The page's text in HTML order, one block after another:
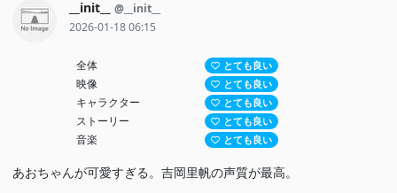
らめて生きてきた姉に、負い目を感じていた。姉の人生から自由を
奪ってしまったと…。そんなある日。町で開催される音楽祭のゲス
トに、大物歌手・新渡戸団吉が決定。そのバックミュージシャンと
して、ある男の名前が発表された。金室慎之介。あかねのかつての
恋人であり、あおいに音楽の楽しさを教えてくれた憧れの人。高校
卒業後、東京に出て行ったきり音信不通になっていた慎之介が、つ
た。“彼”は、しんの。高校生時代の姿のままで、過去から時間を超
__init__
@__init__
2026-01-18 06:15
全体 とても良い
映像 とても良い
キャラクター とても良い
ストーリー とても良い
音楽 とても良い
あおちゃんが可愛すぎる。吉岡里帆の声質が最高。